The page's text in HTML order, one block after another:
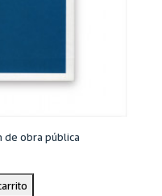
de obra pública